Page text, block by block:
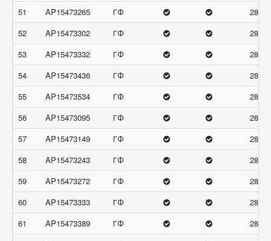
51
AP15473265 ГФ
28.66
52
AP15473302 ГФ
28.66
53
AP15473332 ГФ
28.66
54
AP15473436 ГФ
28.66
55
AP15473534 ГФ
28.66
56
AP15473095 ГФ
28.33
57
AP15473149 ГФ
28.33
58
AP15473243 ГФ
28.33
59
AP15473272 ГФ
28.33
60
AP15473333 ГФ
28.33
61
AP15473389 ГФ
28.33